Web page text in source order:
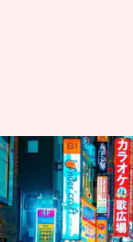
レトロス
の時代を
イクルの
著者 Keito Komeda